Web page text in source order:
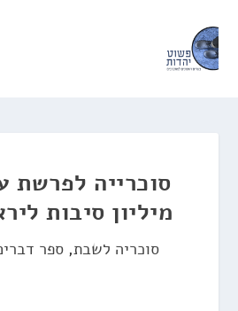
מיליון סיבות
סוכריה לשבת, ספר